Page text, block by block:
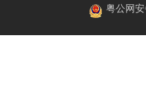
粤公网